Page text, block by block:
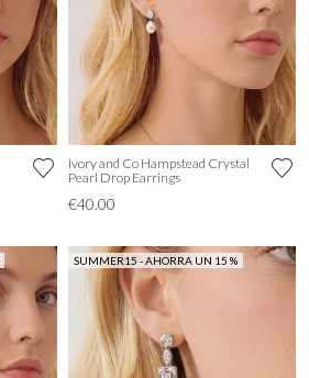
Ivory and Co Hampstead Crystal
Pearl Drop Earrings
€40.00
SUMMER15 - AHORRA UN 15 %